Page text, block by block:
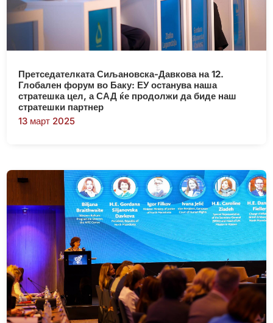
Претседателката Сиљановска-Давкова на 12.
Глобален форум во Баку: ЕУ останува наша
стратешка цел, а САД ќе продолжи да биде наш
стратешки партнер
13 март 2025